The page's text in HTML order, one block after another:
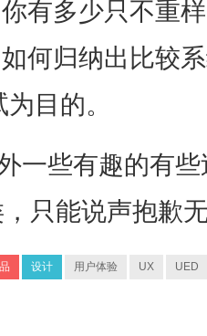
有多少只不重
何归纳出比较
目的。
一些有趣的有
，只能说声抱歉
设计 用户体验 UX UED